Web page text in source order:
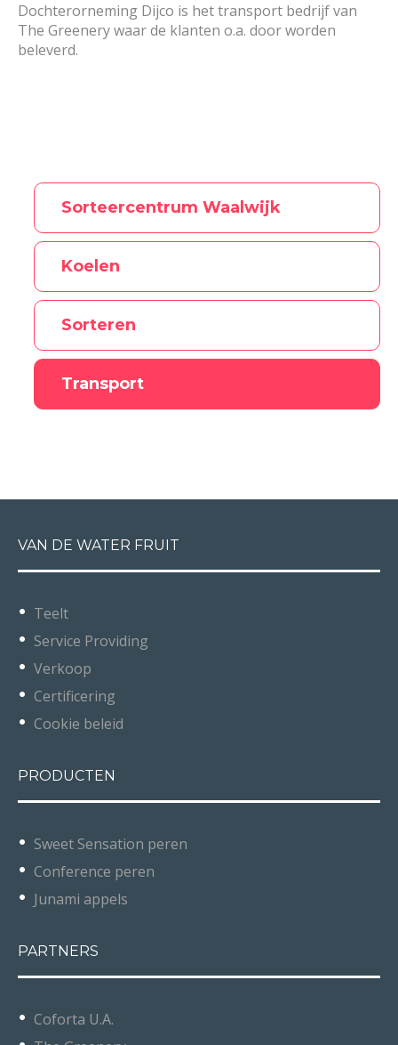
Dochterorneming Dijco is het transport bedrijf van
The Greenery waar de klanten o.a. door worden
beleverd.
Sorteercentrum Waalwijk
Koelen
Sorteren
Transport
VAN DE WATER FRUIT
Teelt
Service Providing
Verkoop
Certificering
Cookie beleid
PRODUCTEN
Sweet Sensation peren
Conference peren
Junami appels
PARTNERS
Coforta U.A.